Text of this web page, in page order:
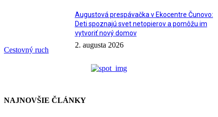
Cestovný ruch
Augustová prespávačka v Ekocentre Čunovo:
Deti spoznajú svet netopierov a pomôžu im
vytvoriť nový domov
2. augusta 2026
NAJNOVŠIE ČLÁNKY